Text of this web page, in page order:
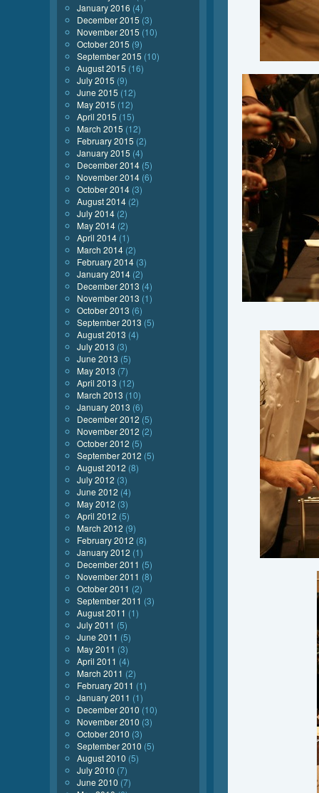
January 2016 (4)
December 2015 (3)
November 2015 (10)
October 2015 (9)
September 2015 (10)
August 2015 (16)
July 2015 (9)
June 2015 (12)
May 2015 (12)
April 2015 (15)
March 2015 (12)
February 2015 (2)
January 2015 (4)
December 2014 (5)
November 2014 (6)
October 2014 (3)
August 2014 (2)
July 2014 (2)
May 2014 (2)
April 2014 (1)
March 2014 (2)
February 2014 (3)
January 2014 (2)
December 2013 (4)
November 2013 (1)
October 2013 (6)
September 2013 (5)
August 2013 (4)
July 2013 (3)
June 2013 (5)
May 2013 (7)
April 2013 (12)
March 2013 (10)
January 2013 (6)
December 2012 (5)
November 2012 (2)
October 2012 (5)
September 2012 (5)
August 2012 (8)
July 2012 (3)
June 2012 (4)
May 2012 (3)
April 2012 (5)
March 2012 (9)
February 2012 (8)
January 2012 (1)
December 2011 (5)
November 2011 (8)
October 2011 (2)
September 2011 (3)
August 2011 (1)
July 2011 (5)
June 2011 (5)
May 2011 (3)
April 2011 (4)
March 2011 (2)
February 2011 (1)
January 2011 (1)
December 2010 (10)
November 2010 (3)
October 2010 (3)
September 2010 (5)
August 2010 (5)
July 2010 (7)
June 2010 (7)